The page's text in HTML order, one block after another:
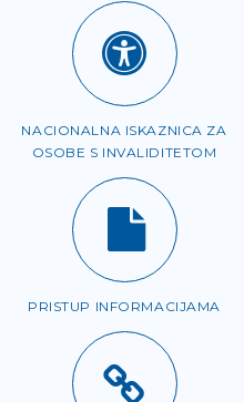
NACIONALNA ISKAZNICA ZA
OSOBE S INVALIDITETOM
PRISTUP INFORMACIJAMA